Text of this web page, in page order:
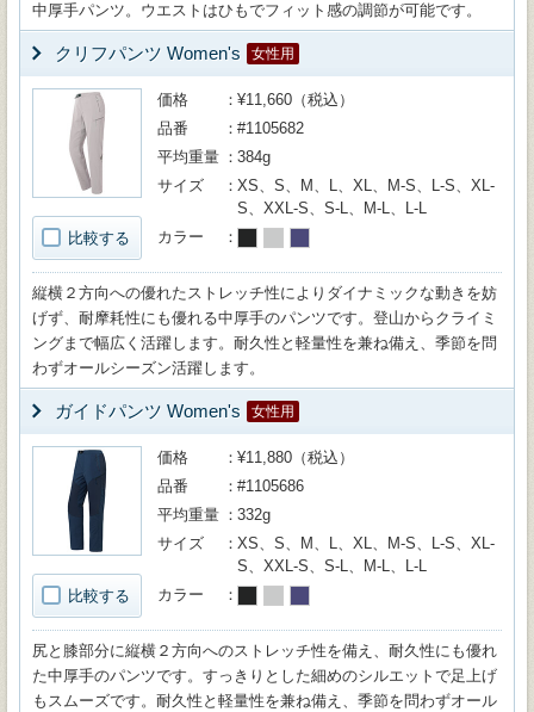
中厚手パンツ。ウエストはひもでフィット感の調節が可能です。
クリフパンツ Women's 女性用
比較する
価格
¥11,660（税込）
品番
#1105682
平均重量
384g
サイズ
XS、S、M、L、XL、M-S、L-S、XL-
S、XXL-S、S-L、M-L、L-L
カラー
縦横２方向への優れたストレッチ性によりダイナミックな動きを妨
げず、耐摩耗性にも優れる中厚手のパンツです。登山からクライミ
ングまで幅広く活躍します。耐久性と軽量性を兼ね備え、季節を問
わずオールシーズン活躍します。
ガイドパンツ Women's 女性用
比較する
価格
¥11,880（税込）
品番
#1105686
平均重量
332g
サイズ
XS、S、M、L、XL、M-S、L-S、XL-
S、XXL-S、S-L、M-L、L-L
カラー
尻と膝部分に縦横２方向へのストレッチ性を備え、耐久性にも優れ
た中厚手のパンツです。すっきりとした細めのシルエットで足上げ
もスムーズです。耐久性と軽量性を兼ね備え、季節を問わずオール